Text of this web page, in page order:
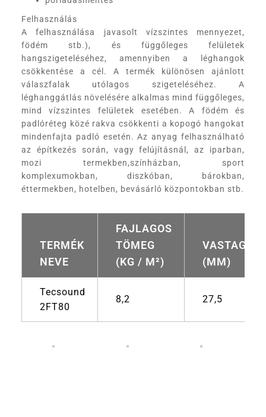
Felhasználás
A felhasználása javasolt vízszintes mennyezet,
födém stb.), és függőleges felületek
hangszigeteléséhez, amennyiben a léghangok
csökkentése a cél. A termék különösen ajánlott
válaszfalak utólagos szigeteléséhez. A
léghanggátlás növelésére alkalmas mind függőleges,
mind vízszintes felületek esetében. A födém és
padlóréteg közé rakva csökkenti a kopogó hangokat
mindenfajta padló esetén. Az anyag felhasználható
az építkezés során, vagy felújításnál, az iparban,
mozi termekben,színházban, sport
komplexumokban, diszkóban, bárokban,
éttermekben, hotelben, bevásárló központokban stb.
TERMÉK
NEVE
FAJLAGOS
TÖMEG
(KG / M²)
(MM)
Tecsound
2FT80
8,2 27,5